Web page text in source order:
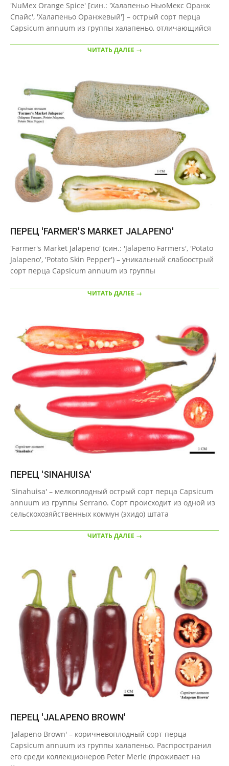
09-
21
'NuMex Orange Spice' [син.: 'Халапеньо НьюМекс Оранж
Спайс', 'Халапеньо Оранжевый'] – острый сорт перца
Capsicum annuum из группы халапеньо, отличающийся
ЧИТАТЬ ДАЛЕЕ →
ПЕРЕЦ 'FARMER'S MARKET JALAPENO'
09-
21
'Farmer's Market Jalapeno' (син.: 'Jalapeno Farmers', 'Potato
Jalapeno', 'Potato Skin Pepper') – уникальный слабоострый
сорт перца Capsicum annuum из группы
ЧИТАТЬ ДАЛЕЕ →
ПЕРЕЦ 'SINAHUISA'
09-
21
'Sinahuisa' – мелкоплодный острый сорт перца Capsicum
annuum из группы Serrano. Сорт происходит из одной из
сельскохозяйственных коммун (эхидо) штата
ЧИТАТЬ ДАЛЕЕ →
ПЕРЕЦ 'JALAPENO BROWN'
09-
20
'Jalapeno Brown' – коричневоплодный сорт перца
Capsicum annuum из группы халапеньо. Распространил
его среди коллекционеров Peter Merle (проживает на